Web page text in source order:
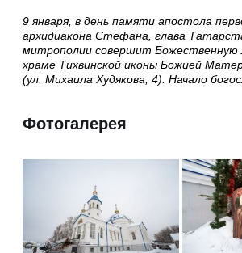
9 января, в день памяти апостола
архидиакона Стефана, глава
митрополии совершит Божественную
храме Тихвинской иконы Божией
(ул. Михаила Худякова, 4). Начало
Фотогалерея